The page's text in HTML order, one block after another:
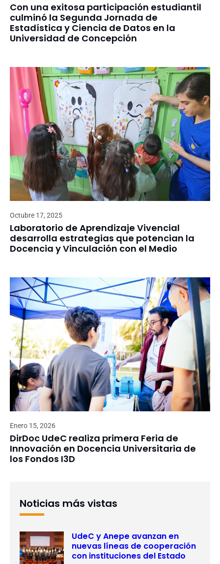
Con una exitosa participación estudiantil
culminó la Segunda Jornada de
Estadística y Ciencia de Datos en la
Universidad de Concepción
Octubre 17, 2025
Laboratorio de Aprendizaje Vivencial
desarrolla estrategias que potencian la
Docencia y Vinculación con el Medio
Enero 15, 2026
DirDoc UdeC realiza primera Feria de
Innovación en Docencia Universitaria de
los Fondos I3D
Noticias más vistas
UdeC y Anepe avanzan en
nuevas líneas de cooperación
con instituciones del Estado